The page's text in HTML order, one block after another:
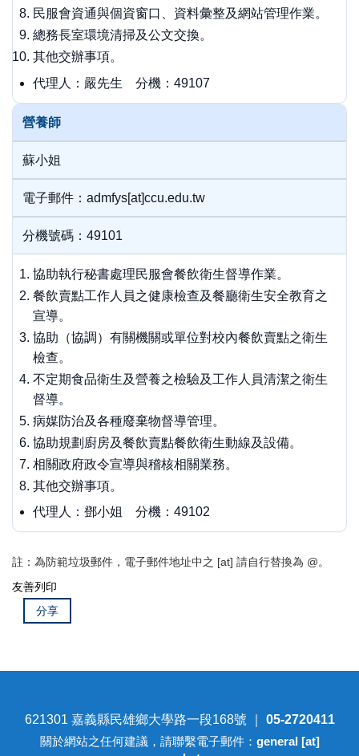
民服會資通與個資窗口、資料彙整及網站管理作業。
總務長室環境清掃及公文交換。
其他交辦事項。
代理人：嚴先生 分機：49107
營養師
蘇小姐
電子郵件：admfys[at]ccu.edu.tw
分機號碼：49101
協助執行秘書處理民服會餐飲衛生督導作業。
餐飲賣點工作人員之健康檢查及餐廳衛生安全教育之
宣導。
協助（協調）有關機關或單位對校內餐飲賣點之衛生
檢查。
不定期食品衛生及營養之檢驗及工作人員清潔之衛生
督導。
病媒防治及各種廢棄物督導管理。
協助規劃廚房及餐飲賣點餐飲衛生動線及設備。
相關政府政令宣導與稽核相關業務。
其他交辦事項。
代理人：鄧小姐 分機：49102
註：為防範垃圾郵件，電子郵件地址中之 [at] 請自行替換為 @。
友善列印
分享
621301 嘉義縣民雄鄉大學路一段168號 ｜ 05-2720411
關於網站之任何建議，請聯繫電子郵件： general [at]